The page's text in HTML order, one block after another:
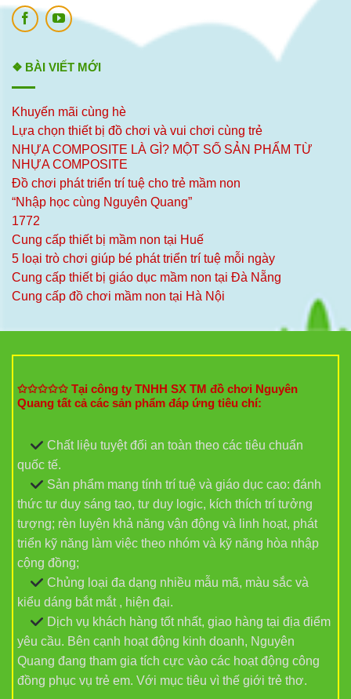
❖ BÀI VIẾT MỚI
Khuyến mãi cùng hè
Lựa chọn thiết bị đồ chơi và vui chơi cùng trẻ
NHỰA COMPOSITE LÀ GÌ? MỘT SỐ SẢN PHẨM TỪ
NHỰA COMPOSITE
Đồ chơi phát triển trí tuệ cho trẻ mầm non
“Nhập học cùng Nguyên Quang”
1772
Cung cấp thiết bị mầm non tại Huế
5 loại trò chơi giúp bé phát triển trí tuệ mỗi ngày
Cung cấp thiết bị giáo dục mầm non tại Đà Nẵng
Cung cấp đồ chơi mầm non tại Hà Nội
✩✩✩✩✩ Tại công ty TNHH SX TM đồ chơi Nguyên
Quang tất cả các sản phẩm đáp ứng tiêu chí:
Chất liệu tuyệt đối an toàn theo các tiêu chuẩn
quốc tế.
Sản phẩm mang tính trí tuệ và giáo dục cao: đánh
thức tư duy sáng tạo, tư duy logic, kích thích trí tưởng
tượng; rèn luyện khả năng vận động và linh hoạt, phát
triển kỹ năng làm việc theo nhóm và kỹ năng hòa nhập
cộng đồng;
Chủng loại đa dạng nhiều mẫu mã, màu sắc và
kiểu dáng bắt mắt , hiện đại.
Dịch vụ khách hàng tốt nhất, giao hàng tại địa điểm
yêu cầu. Bên cạnh hoạt động kinh doanh, Nguyên
Quang đang tham gia tích cực vào các hoạt động công
đồng phục vụ trẻ em. Với mục tiêu vì thế giới trẻ thơ.